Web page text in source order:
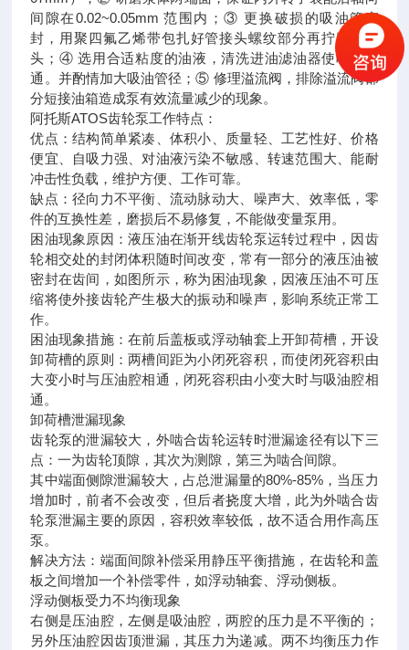
间隙在0.02~0.05mm 范围内；③ 更换破损的吸油管密
封，用聚四氟乙烯带包扎好管接头螺纹部分再拧紧管接
头；④ 选用合适粘度的油液，清洗进油滤油器使吸油畅
通。并酌情加大吸油管径；⑤ 修理溢流阀，排除溢流阀部
分短接油箱造成泵有效流量减少的现象。
阿托斯ATOS齿轮泵工作特点：
优点：结构简单紧凑、体积小、质量轻、工艺性好、价格
便宜、自吸力强、对油液污染不敏感、转速范围大、能耐
冲击性负载，维护方便、工作可靠。
缺点：径向力不平衡、流动脉动大、噪声大、效率低，零
件的互换性差，磨损后不易修复，不能做变量泵用。
困油现象原因：液压油在渐开线齿轮泵运转过程中，因齿
轮相交处的封闭体积随时间改变，常有一部分的液压油被
密封在齿间，如图所示，称为困油现象，因液压油不可压
缩将使外接齿轮产生极大的振动和噪声，影响系统正常工
作。
困油现象措施：在前后盖板或浮动轴套上开卸荷槽，开设
卸荷槽的原则：两槽间距为小闭死容积，而使闭死容积由
大变小时与压油腔相通，闭死容积由小变大时与吸油腔相
通。
卸荷槽泄漏现象
齿轮泵的泄漏较大，外啮合齿轮运转时泄漏途径有以下三
点：一为齿轮顶隙，其次为测隙，第三为啮合间隙。
其中端面侧隙泄漏较大，占总泄漏量的80%-85%，当压力
增加时，前者不会改变，但后者挠度大增，此为外啮合齿
轮泵泄漏主要的原因，容积效率较低，故不适合用作高压
泵。
解决方法：端面间隙补偿采用静压平衡措施，在齿轮和盖
板之间增加一个补偿零件，如浮动轴套、浮动侧板。
浮动侧板受力不均衡现象
右侧是压油腔，左侧是吸油腔，两腔的压力是不平衡的；
另外压油腔因齿顶泄漏，其压力为递减。两不均衡压力作